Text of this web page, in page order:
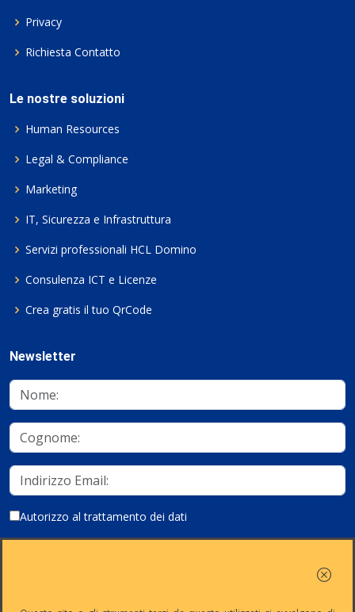
Privacy
Richiesta Contatto
Le nostre soluzioni
Human Resources
Legal & Compliance
Marketing
IT, Sicurezza e Infrastruttura
Servizi professionali HCL Domino
Consulenza ICT e Licenze
Crea gratis il tuo QrCode
Newsletter
Autorizzo al trattamento dei dati